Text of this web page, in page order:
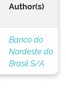
Author(s)
Banco do
Nordeste do
Brasil S/A